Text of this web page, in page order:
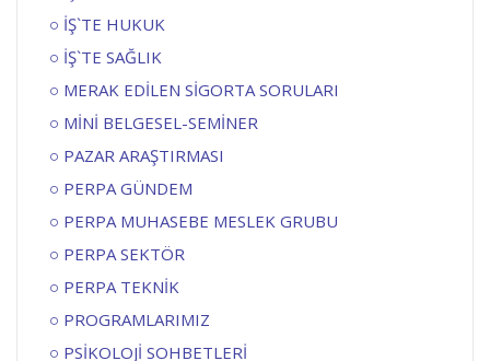
İŞ`TE HUKUK
İŞ`TE SAĞLIK
MERAK EDİLEN SİGORTA SORULARI
MİNİ BELGESEL-SEMİNER
PAZAR ARAŞTIRMASI
PERPA GÜNDEM
PERPA MUHASEBE MESLEK GRUBU
PERPA SEKTÖR
PERPA TEKNİK
PROGRAMLARIMIZ
PSİKOLOJİ SOHBETLERİ